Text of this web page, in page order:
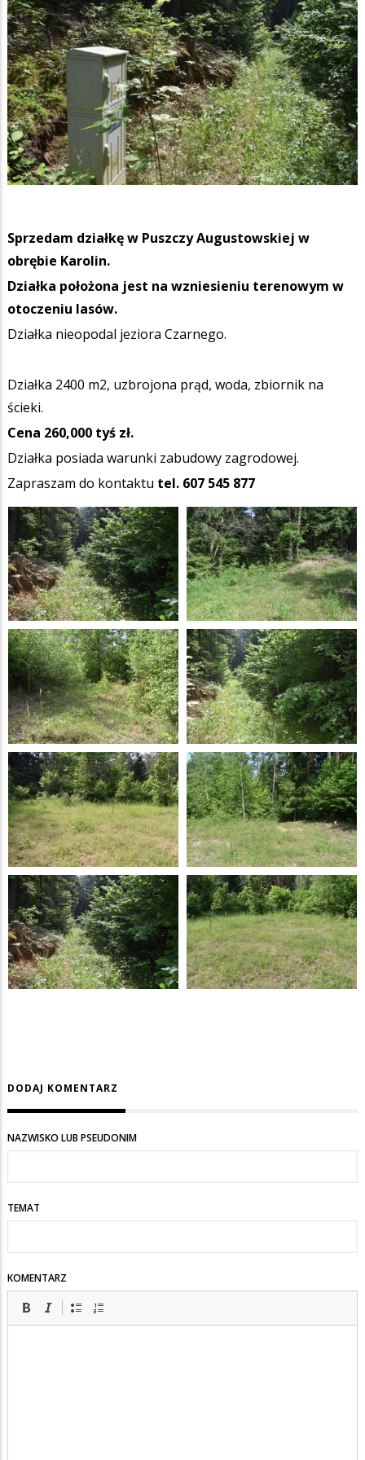
Sprzedam działkę w Puszczy Augustowskiej w
obrębie Karolin.
Działka położona jest na wzniesieniu terenowym w
otoczeniu lasów.
Działka nieopodal jeziora Czarnego.
Działka 2400 m2, uzbrojona prąd, woda, zbiornik na
ścieki.
Cena 260,000 tyś zł.
Działka posiada warunki zabudowy zagrodowej.
Zapraszam do kontaktu tel. 607 545 877
DODAJ KOMENTARZ
NAZWISKO LUB PSEUDONIM
TEMAT
KOMENTARZ